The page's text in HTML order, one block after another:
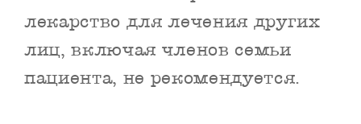
лекарство для лечения других
лиц, включая членов семьи
пациента, не рекомендуется.